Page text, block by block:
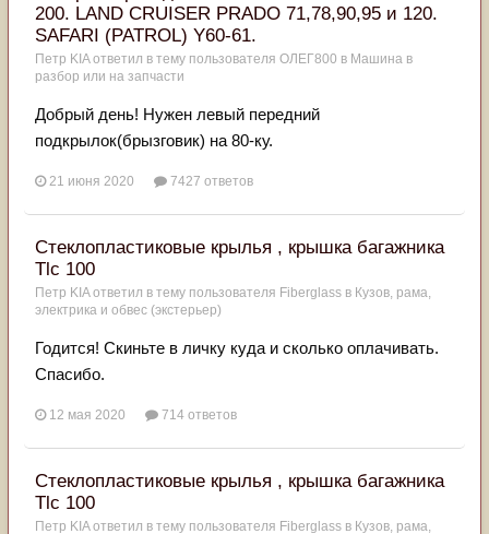
200. LAND CRUISER PRADO 71,78,90,95 и 120.
SAFARI (PATROL) Y60-61.
Петр KIAответил в тему пользователя ОЛЕГ800 в Машина в
разбор или на запчасти
Добрый день! Нужен левый передний
подкрылок(брызговик) на 80-ку.
21 июня 2020 7427 ответов
Стеклопластиковые крылья , крышка багажника
Tlc 100
Петр KIAответил в тему пользователя Fiberglass в Кузов, рама,
электрика и обвес (экстерьер)
Годится! Скиньте в личку куда и сколько оплачивать.
Спасибо.
12 мая 2020 714 ответов
Стеклопластиковые крылья , крышка багажника
Tlc 100
Петр KIAответил в тему пользователя Fiberglass в Кузов, рама,